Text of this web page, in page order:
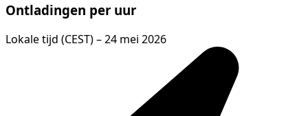
Ontladingen per uur
Lokale tijd (CEST) – 24 mei 2026